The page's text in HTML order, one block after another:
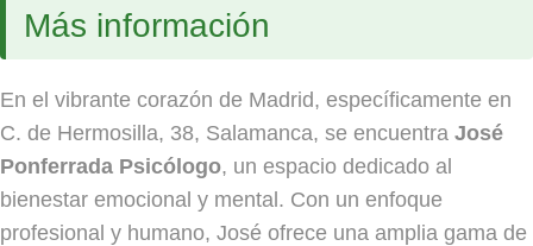
Más información
En el vibrante corazón de Madrid, específicamente en
C. de Hermosilla, 38, Salamanca, se encuentra José
Ponferrada Psicólogo, un espacio dedicado al
bienestar emocional y mental. Con un enfoque
profesional y humano, José ofrece una amplia gama de